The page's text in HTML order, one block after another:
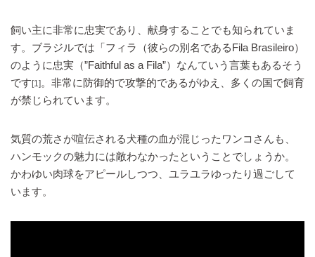
飼い主に非常に忠実であり、献身することでも知られていま
す。ブラジルでは「フィラ（彼らの別名であるFila Brasileiro）
のように忠実（”Faithful as a Fila”）なんていう言葉もあるそう
です [1] 。非常に防御的で攻撃的であるがゆえ、多くの国で飼育
が禁じられています。
気質の荒さが喧伝される犬種の血が混じったワンコさんも、
ハンモックの魅力には敵わなかったということでしょうか。
かわゆい肉球をアピールしつつ、ユラユラゆったり過ごして
います。